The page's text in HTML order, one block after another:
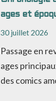
ages et
30 juillet 2026
Passage en
ages
des comics